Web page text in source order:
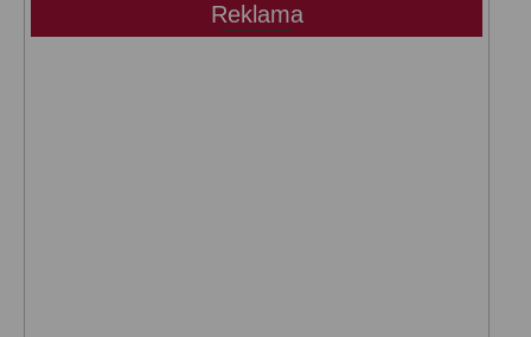
Reklama